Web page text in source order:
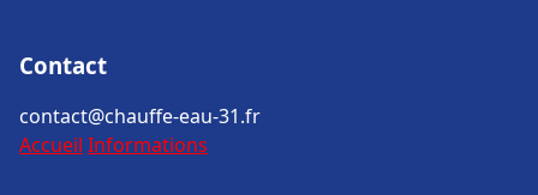
Contact
contact@chauffe-eau-31.fr
Accueil Informations